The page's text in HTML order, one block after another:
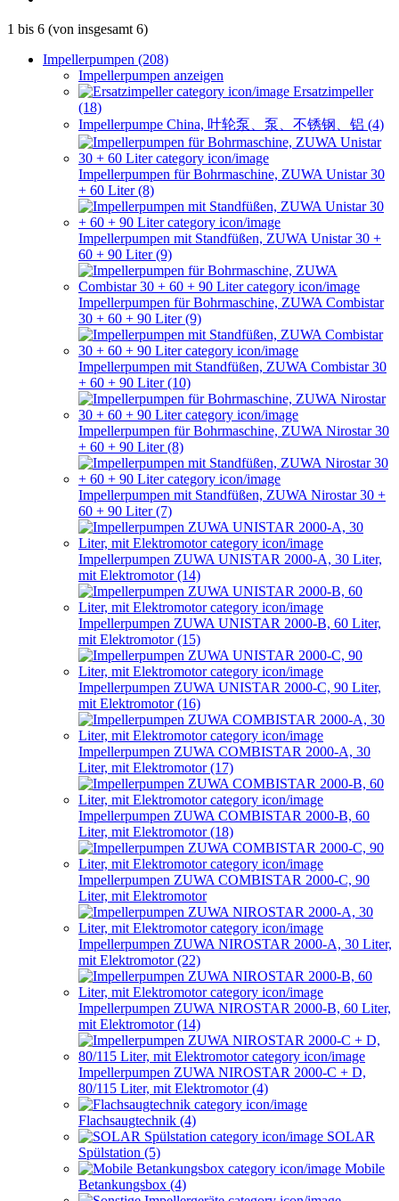
1 bis 6 (von insgesamt 6)
Impellerpumpen (208)
Impellerpumpen anzeigen
Ersatzimpeller
(18)
Impellerpumpe China, 叶轮泵、泵、不锈钢、铝 (4)
Impellerpumpen für Bohrmaschine, ZUWA Unistar 30
+ 60 Liter (8)
Impellerpumpen mit Standfüßen, ZUWA Unistar 30 +
60 + 90 Liter (9)
Impellerpumpen für Bohrmaschine, ZUWA Combistar
30 + 60 + 90 Liter (9)
Impellerpumpen mit Standfüßen, ZUWA Combistar 30
+ 60 + 90 Liter (10)
Impellerpumpen für Bohrmaschine, ZUWA Nirostar 30
+ 60 + 90 Liter (8)
Impellerpumpen mit Standfüßen, ZUWA Nirostar 30 +
60 + 90 Liter (7)
Impellerpumpen ZUWA UNISTAR 2000-A, 30 Liter,
mit Elektromotor (14)
Impellerpumpen ZUWA UNISTAR 2000-B, 60 Liter,
mit Elektromotor (15)
Impellerpumpen ZUWA UNISTAR 2000-C, 90 Liter,
mit Elektromotor (16)
Impellerpumpen ZUWA COMBISTAR 2000-A, 30
Liter, mit Elektromotor (17)
Impellerpumpen ZUWA COMBISTAR 2000-B, 60
Liter, mit Elektromotor (18)
Impellerpumpen ZUWA COMBISTAR 2000-C, 90
Liter, mit Elektromotor
Impellerpumpen ZUWA NIROSTAR 2000-A, 30 Liter,
mit Elektromotor (22)
Impellerpumpen ZUWA NIROSTAR 2000-B, 60 Liter,
mit Elektromotor (14)
Impellerpumpen ZUWA NIROSTAR 2000-C + D,
80/115 Liter, mit Elektromotor (4)
Flachsaugtechnik (4)
SOLAR
Spülstation (5)
Mobile
Betankungsbox (4)